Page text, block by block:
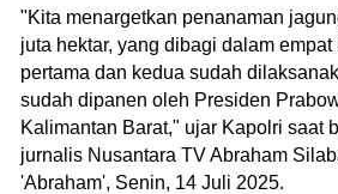
"Kita menargetkan penanaman
juta hektar, yang dibagi dalam empat
pertama dan kedua sudah
sudah dipanen oleh Presiden
Kalimantan Barat," ujar Kapolri saat
jurnalis Nusantara TV Abraham
'Abraham', Senin, 14 Juli 2025.